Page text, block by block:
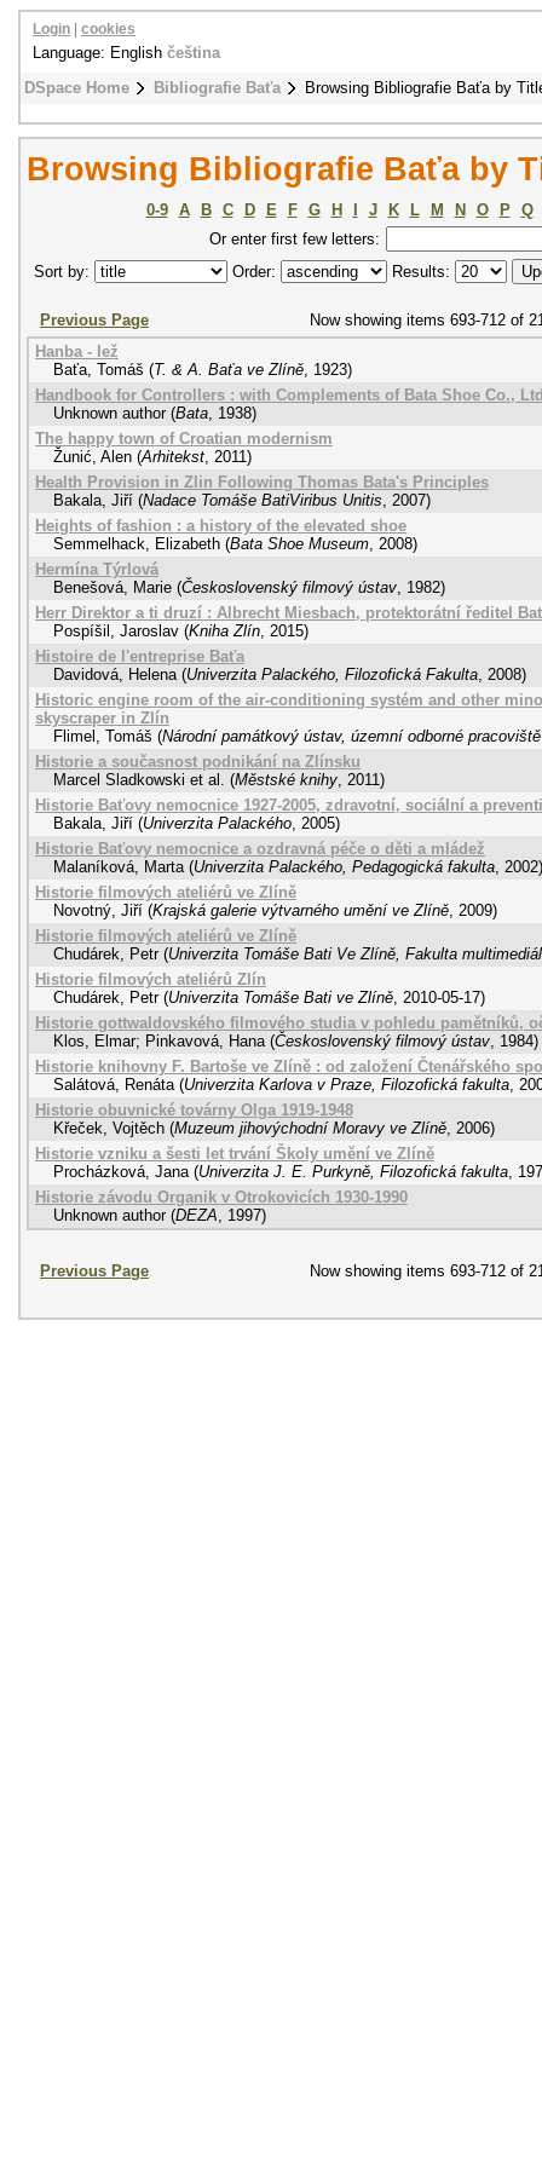
DSpace Home Bibliografie Baťa Browsing Bibliografie Baťa by
Login cookies
Language: English čeština
Browsing Bibliografie Baťa by
0-9 A B C D E F G H J K L M N O P
Q
Or enter first few letters:
Sort by:
Order: Results:
Previous Page
Now showing items 693-712 of
Hanba - lež
Baťa, Tomáš (T. & A. Baťa ve Zlíně, 1923)
Handbook for Controllers : with Complements of Bata Shoe Co.,
Unknown author (Bata, 1938)
The happy town of Croatian modernism
Žunić, Alen (Arhitekst, 2011)
Health Provision in Zlin Following Thomas Bata's Principles
Bakala, Jiří (Nadace Tomáše BatiViribus Unitis, 2007)
Heights of fashion : a history of the elevated shoe
Semmelhack, Elizabeth (Bata Shoe Museum, 2008)
Hermína Týrlová
Benešová, Marie (Československý filmový ústav, 1982)
Herr Direktor a ti druzí : Albrecht Miesbach, protektorátní ředitel
Pospíšil, Jaroslav (Kniha Zlín, 2015)
Histoire de l'entreprise Baťa
Davidová, Helena (Univerzita Palackého, Filozofická Fakulta, 2008)
Historic engine room of the air-conditioning systém and other
skyscraper in Zlín
Flimel, Tomáš (Národní památkový ústav, územní odborné
Historie a současnost podnikání na Zlínsku
Marcel Sladkowski et al. (Městské knihy, 2011)
Historie Baťovy nemocnice 1927-2005, zdravotní, sociální a
Bakala, Jiří (Univerzita Palackého, 2005)
Historie Baťovy nemocnice a ozdravná péče o děti a mládež
Malaníková, Marta (Univerzita Palackého, Pedagogická fakulta, 2002)
Historie filmových ateliérů ve Zlíně
Novotný, Jiří (Krajská galerie výtvarného umění ve Zlíně, 2009)
Historie filmových ateliérů ve Zlíně
Chudárek, Petr (Univerzita Tomáše Bati Ve Zlíně, Fakulta
Historie filmových ateliérů Zlín
Chudárek, Petr (Univerzita Tomáše Bati ve Zlíně, 2010-05-17)
Historie gottwaldovského filmového studia v pohledu pamětníků,
Klos, Elmar; Pinkavová, Hana (Československý filmový ústav, 1984)
Historie knihovny F. Bartoše ve Zlíně : od založení Čtenářského
Salátová, Renáta (Univerzita Karlova v Praze, Filozofická fakulta,
Historie obuvnické továrny Olga 1919-1948
Křeček, Vojtěch (Muzeum jihovýchodní Moravy ve Zlíně, 2006)
Historie vzniku a šesti let trvání Školy umění ve Zlíně
Procházková, Jana (Univerzita J. E. Purkyně, Filozofická fakulta,
Historie závodu Organik v Otrokovicích 1930-1990
Unknown author (DEZA, 1997)
Previous Page Now showing items 693-712 of